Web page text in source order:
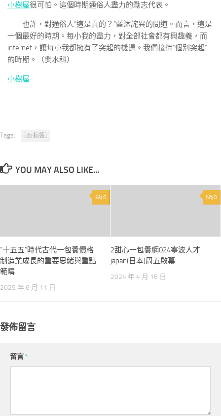
小樹屋很可怕。這個時期通俗人盡力的勵志代表。
也許，對通俗人“這是真的？”藍沐詫異的問道。而言，這是
一個最好的時期。每小我的盡力，對全部社會都有興趣義，而
internet，讓每小我都擁有了突起的機遇。我們接待“個別突起”
的時期。（樊水科）
小樹屋
Tags: [db:标签]
YOU MAY ALSO LIKE...
0
“十五五”時代古代一包養價格
制造業成長的重要思緒與重點
範疇
2025 年 6 月 11 日
0
2甜心一包養網024寧波人才
japan(日本)周五啟幕
2024 年 4 月 16 日
發佈留言
留言*